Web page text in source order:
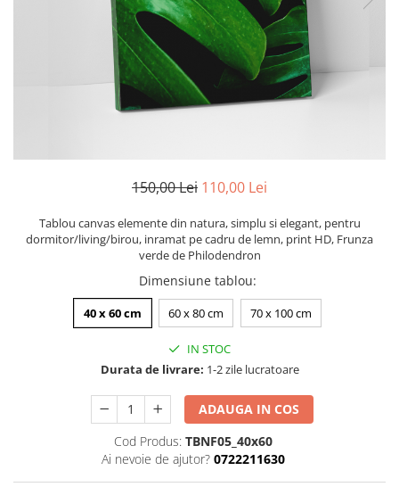
Tricou personalizat cu imaginea
sau textul tau
Tricouri tatici
Tricouri pescari
Tricouri music is life
Tricouri sporturi de iarna
Tablouri PVC copii
150,00 Lei 110,00 Lei
Tablou canvas elemente din natura, simplu si elegant, pentru
dormitor/living/birou, inramat pe cadru de lemn, print HD, Frunza
verde de Philodendron
Dimensiune tablou:
40 x 60 cm 60 x 80 cm 70 x 100 cm
IN STOC
Durata de livrare: 1-2 zile lucratoare
ADAUGA IN COS
Cod Produs: TBNF05_40x60
Ai nevoie de ajutor? 0722211630